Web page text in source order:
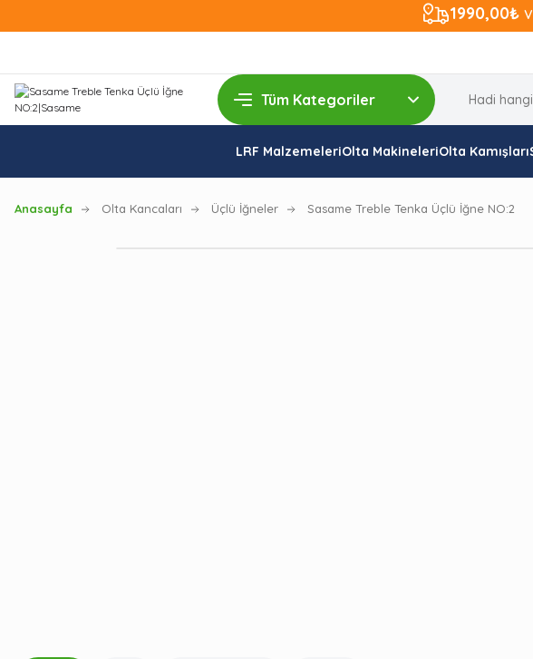
1990,00₺
LRF MalzemeleriOlta MakineleriOlta Kamışları
Anasayfa Olta Kancaları Üçlü İğneler Sasame Treble Tenka Üçlü İğne NO:2